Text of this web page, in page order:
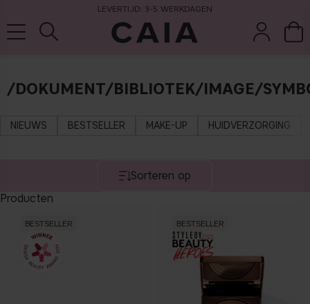
LEVERTIJD: 3-5 WERKDAGEN
/DOKUMENT/BIBLIOTEK/IMAGE/
NIEUWS BESTSELLER MAKE-UP HUIDVERZORGING
Sorteren op
Producten
BESTSELLER BESTSELLER